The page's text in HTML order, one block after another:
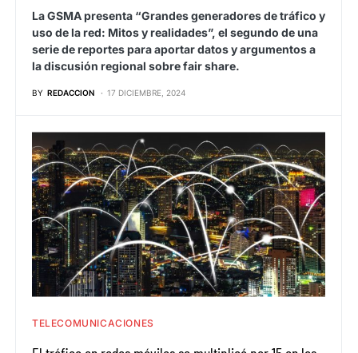
La GSMA presenta “Grandes generadores de tráfico y
uso de la red: Mitos y realidades”, el segundo de una
serie de reportes para aportar datos y argumentos a
la discusión regional sobre fair share.
BY REDACCION 17 DICIEMBRE, 2024
TELECOMUNICACIONES